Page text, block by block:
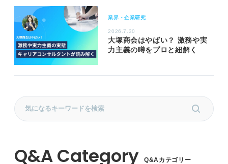
業界・企業研究
2026.7.30
大塚商会はやばい？ 激務や実
力主義の噂をプロと紐解く
Q&Aカテゴリー